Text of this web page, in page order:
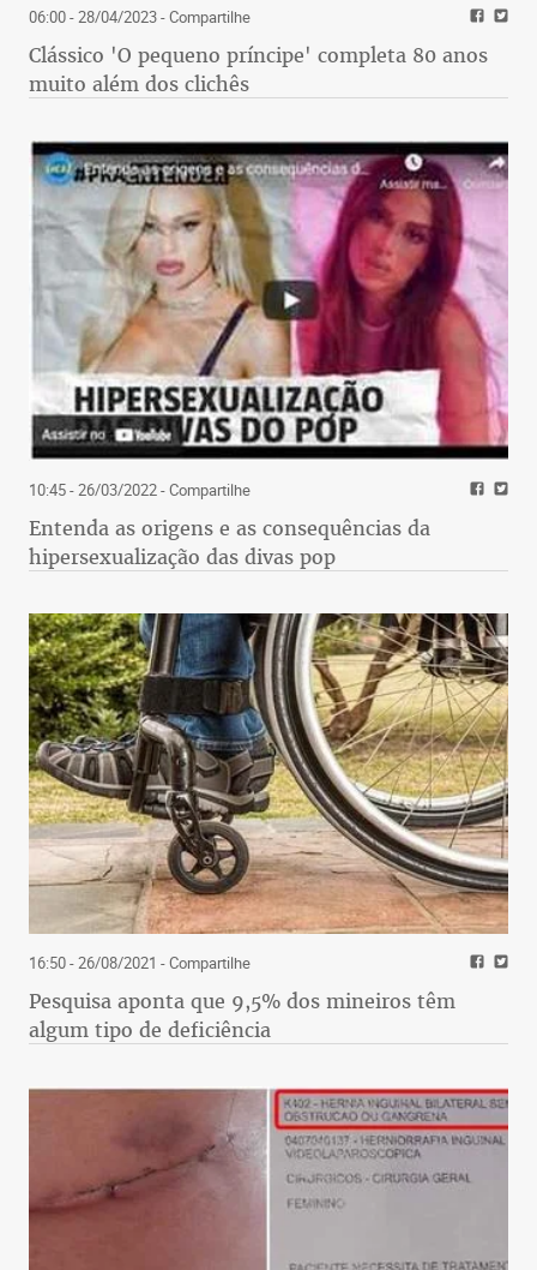
06:00 - 28/04/2023- Compartilhe
Clássico 'O pequeno príncipe' completa 80 anos
muito além dos clichês
10:45 - 26/03/2022- Compartilhe
Entenda as origens e as consequências da
hipersexualização das divas pop
16:50 - 26/08/2021 - Compartilhe
Pesquisa aponta que 9,5% dos mineiros têm
algum tipo de deficiência